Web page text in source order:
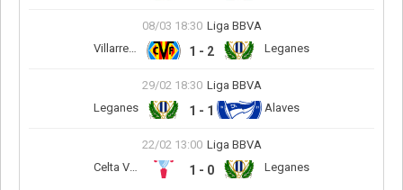
08/03 18:30 Liga BBVA
Villarreal CF
1 - 2 Leganes
29/02 18:30 Liga BBVA
Leganes
1 - 1 Alaves
22/02 13:00 Liga BBVA
Celta Vigo
1 - 0 Leganes